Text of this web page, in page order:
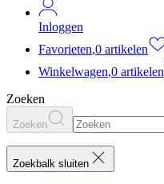
Inloggen
Favorieten,0 artikelen
Winkelwagen,0 artikelen
Zoeken
Zoeken
Zoekbalk sluiten